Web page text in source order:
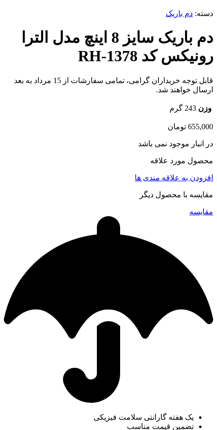
دسته: دم باریک
دم باریک سایز 8 اینچ مدل الترا
رونیکس کد RH-1378
قابل توجه خریداران گرامی، تمامی سفارشات از 15 مرداد به بعد
ارسال خواهند شد.
وزن 243 گرم
655,000 تومان
در انبار موجود نمی باشد
محصول مورد علاقه
افزودن به علاقه مندی ها
مقایسه با محصول دیگر
مقایسه
یک هفته گارانتی سلامت فیزیکی
تضمین قیمت مناسب